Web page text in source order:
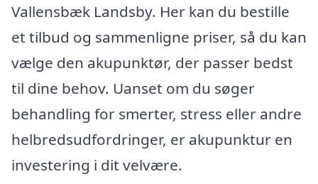
Vallensbæk Landsby. Her kan du bestille
et tilbud og sammenligne priser, så du kan
vælge den akupunktør, der passer bedst
til dine behov. Uanset om du søger
behandling for smerter, stress eller andre
helbredsudfordringer, er akupunktur en
investering i dit velvære.